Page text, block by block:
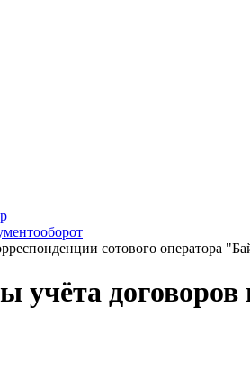
сотового оператора
учёта